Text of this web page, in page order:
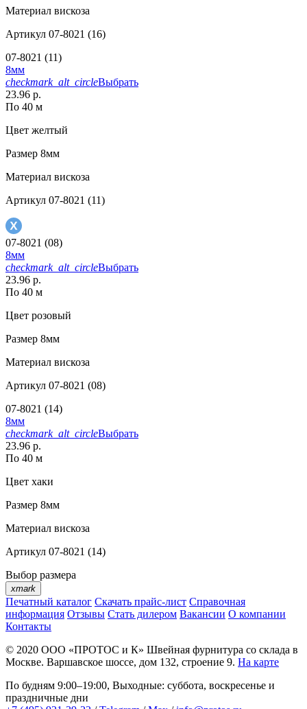
Материал вискоза
Артикул 07-8021 (16)
07-8021 (11)
8мм
checkmark_alt_circleВыбрать
23.96 р.
По 40 м
Цвет желтый
Размер 8мм
Материал вискоза
Артикул 07-8021 (11)
07-8021 (08)
8мм
checkmark_alt_circleВыбрать
23.96 р.
По 40 м
Цвет розовый
Размер 8мм
Материал вискоза
Артикул 07-8021 (08)
07-8021 (14)
8мм
checkmark_alt_circleВыбрать
23.96 р.
По 40 м
Цвет хаки
Размер 8мм
Материал вискоза
Артикул 07-8021 (14)
Выбор размера
xmark
Печатный каталог Скачать прайс-лист Справочная
информация Отзывы Стать дилером Вакансии О компании
Контакты
© 2020 ООО «ПРОТОС и К» Швейная фурнитура со склада в
Москве. Варшавское шоссе, дом 132, строение 9. На карте
По будням 9:00–19:00, Выходные: суббота, воскресенье и
праздничные дни